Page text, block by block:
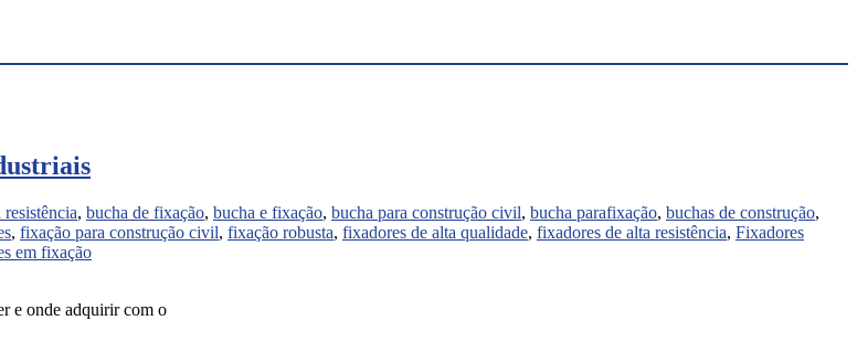
, bucha de fixação, bucha e fixação, bucha para construção civil, bucha parafixação, buchas de construção,
, fixação para construção civil, fixação robusta, fixadores de alta qualidade, fixadores de alta resistência, Fixadores
em fixação
e onde adquirir com o